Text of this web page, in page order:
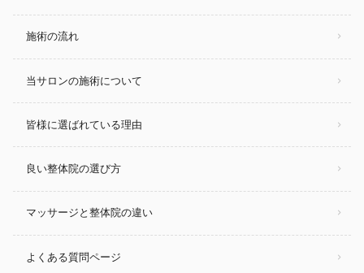
施術の流れ
当サロンの施術について
皆様に選ばれている理由
良い整体院の選び方
マッサージと整体院の違い
よくある質問ページ